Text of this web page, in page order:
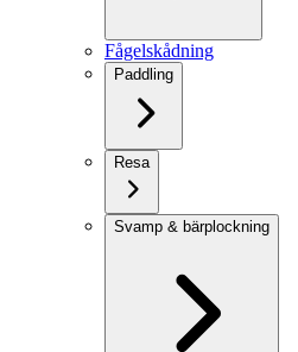
Fågelskådning
Paddling
Resa
Svamp & bärplockning